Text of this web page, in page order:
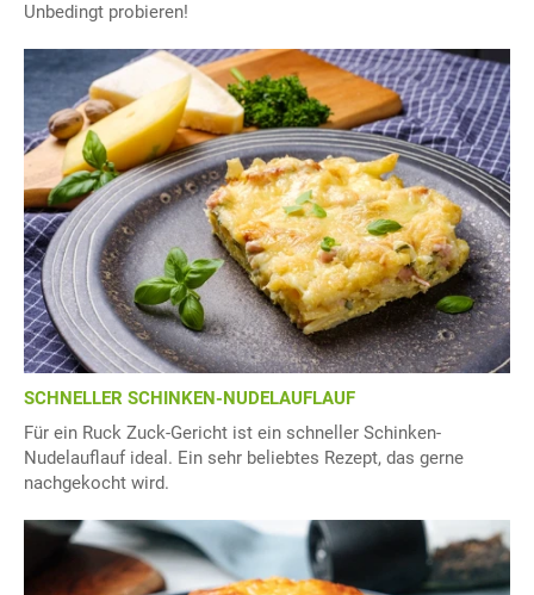
Unbedingt probieren!
SCHNELLER SCHINKEN-NUDELAUFLAUF
Für ein Ruck Zuck-Gericht ist ein schneller Schinken-
Nudelauflauf ideal. Ein sehr beliebtes Rezept, das gerne
nachgekocht wird.